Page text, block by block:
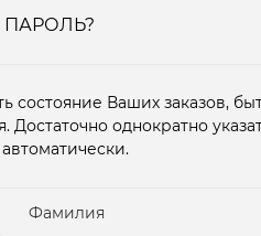
Ваших заказов,
однократно
Фамилия